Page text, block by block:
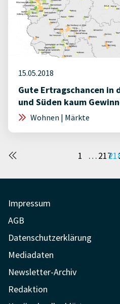
15.05.2018
Gute Ertragschancen in
und Süden kaum
Wohnen | Märkte
1 …217
Impressum
AGB
Datenschutzerklärung
Mediadaten
Newsletter-Archiv
Redaktion